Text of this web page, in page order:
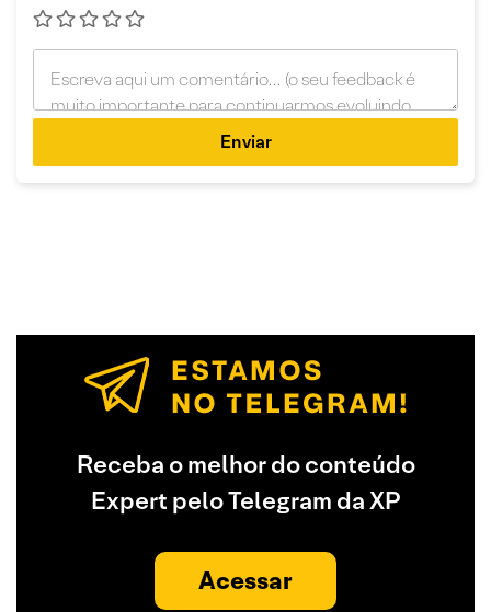
Enviar
Receba o melhor do conteúdo
Expert pelo Telegram da XP
Acessar